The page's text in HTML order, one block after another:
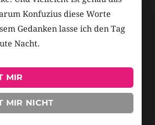
Konfuzius diese Worte
Gedanken lasse ich den Tag
Nacht.
MIR
MIR NICHT